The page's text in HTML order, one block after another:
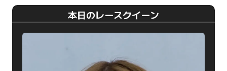
本日のレースクイーン